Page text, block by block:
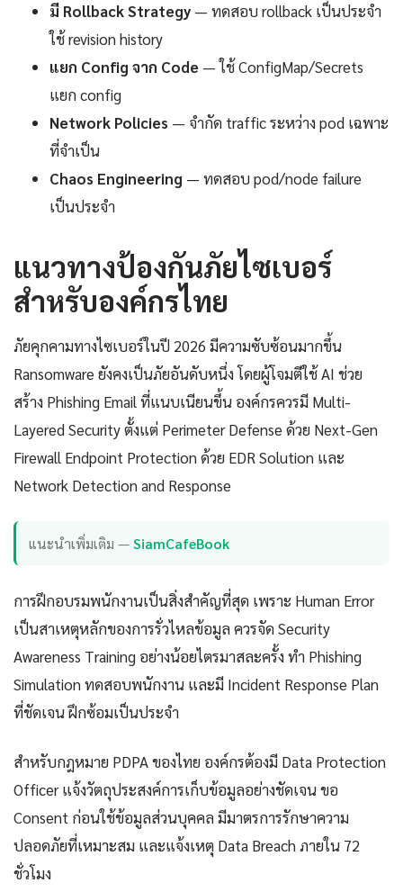
มี Rollback Strategy — ทดสอบ rollback เป็นประจำ
ใช้ revision history
แยก Config จาก Code — ใช้ ConfigMap/Secrets
แยก config
Network Policies — จำกัด traffic ระหว่าง pod เฉพาะ
ที่จำเป็น
Chaos Engineering — ทดสอบ pod/node failure
เป็นประจำ
แนวทางป้องกันภัยไซเบอร์
สำหรับองค์กรไทย
ภัยคุกคามทางไซเบอร์ในปี 2026 มีความซับซ้อนมากขึ้น
Ransomware ยังคงเป็นภัยอันดับหนึ่ง โดยผู้โจมตีใช้ AI ช่วย
สร้าง Phishing Email ที่แนบเนียนขึ้น องค์กรควรมี Multi-
Layered Security ตั้งแต่ Perimeter Defense ด้วย Next-Gen
Firewall Endpoint Protection ด้วย EDR Solution และ
Network Detection and Response
แนะนำเพิ่มเติม —SiamCafeBook
การฝึกอบรมพนักงานเป็นสิ่งสำคัญที่สุด เพราะ Human Error
เป็นสาเหตุหลักของการรั่วไหลข้อมูล ควรจัด Security
Awareness Training อย่างน้อยไตรมาสละครั้ง ทำ Phishing
Simulation ทดสอบพนักงาน และมี Incident Response Plan
ที่ชัดเจน ฝึกซ้อมเป็นประจำ
สำหรับกฎหมาย PDPA ของไทย องค์กรต้องมี Data Protection
Officer แจ้งวัตถุประสงค์การเก็บข้อมูลอย่างชัดเจน ขอ
Consent ก่อนใช้ข้อมูลส่วนบุคคล มีมาตรการรักษาความ
ปลอดภัยที่เหมาะสม และแจ้งเหตุ Data Breach ภายใน 72
ชั่วโมง